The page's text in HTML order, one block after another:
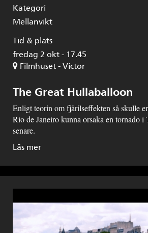
Kategori
Mellanvikt
Tid & plats
fredag 2 okt - 17.45
Filmhuset - Victor
The Great Hullaballoon
Enligt teorin om fjärilseffekten så skulle
Rio de Janeiro kunna orsaka en tornado i
senare.
Läs mer